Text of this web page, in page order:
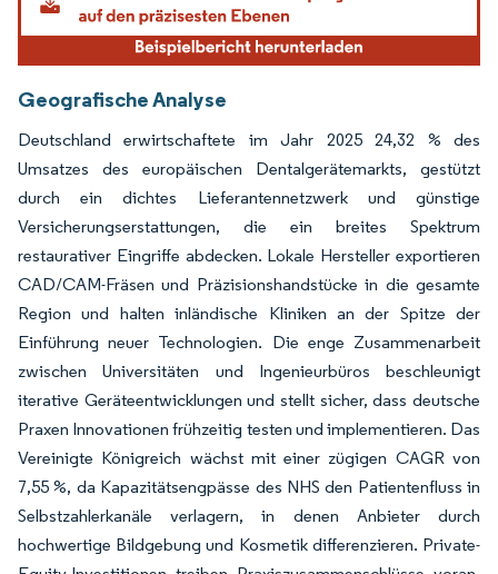
Geografische Analyse
Deutschland erwirtschaftete im Jahr 2025 24,32 % des
Umsatzes des europäischen Dentalgerätemarkts, gestützt
durch ein dichtes Lieferantennetzwerk und günstige
Versicherungserstattungen, die ein breites Spektrum
restaurativer Eingriffe abdecken. Lokale Hersteller exportieren
CAD/CAM-Fräsen und Präzisionshandstücke in die gesamte
Region und halten inländische Kliniken an der Spitze der
Einführung neuer Technologien. Die enge Zusammenarbeit
zwischen Universitäten und Ingenieurbüros beschleunigt
iterative Geräteentwicklungen und stellt sicher, dass deutsche
Praxen Innovationen frühzeitig testen und implementieren. Das
Vereinigte Königreich wächst mit einer zügigen CAGR von
7,55 %, da Kapazitätsengpässe des NHS den Patientenfluss in
Selbstzahlerkanäle verlagern, in denen Anbieter durch
hochwertige Bildgebung und Kosmetik differenzieren. Private-